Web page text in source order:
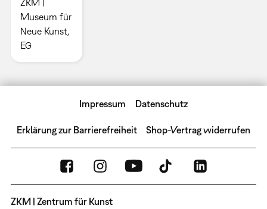
Museum für
Neue Kunst,
EG
Impressum Datenschutz
Erklärung zur Barrierefreiheit Shop-Vertrag widerrufen
ZKM | Zentrum für Kunst